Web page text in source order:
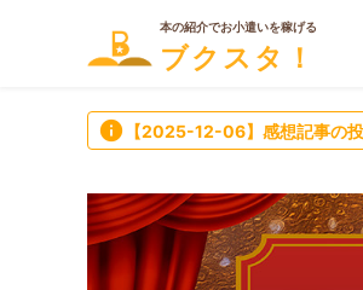
本の紹介でお小遣いを稼げる
ブクスタ！
info 【2025-12-06】感想記事の